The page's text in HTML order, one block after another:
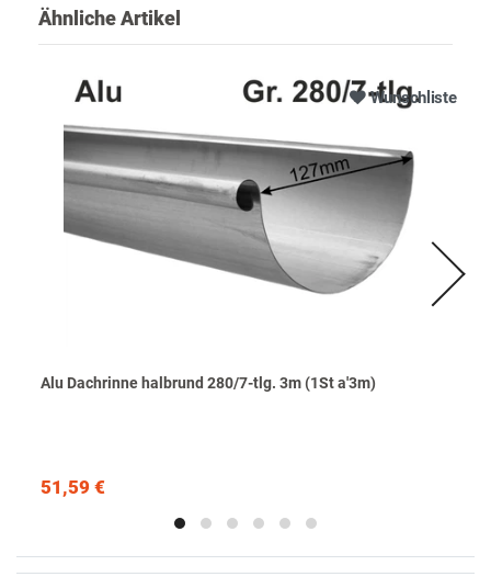
Ähnliche Artikel
Wunschliste
Alu Dachrinne halbrund 280/7-tlg. 3m (1St a'3m)
51,59 €